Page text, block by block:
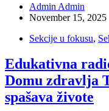
Admin Admin
November 15, 2025
Sekcije u fokusu,
Edukativna
Domu zdravlja
spašava živote